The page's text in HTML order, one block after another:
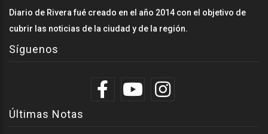
Diario de Rivera fué creado en el año 2014 con el objetivo de
cubrir las noticias de la ciudad y de la región.
Síguenos
Últimas Notas